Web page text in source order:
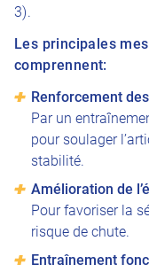
3).
Les principales
comprennent:
Renforcement
Par un
pour soulager
stabilité.
Amélioration de
Pour favoriser la
risque de chute.
Entraînement